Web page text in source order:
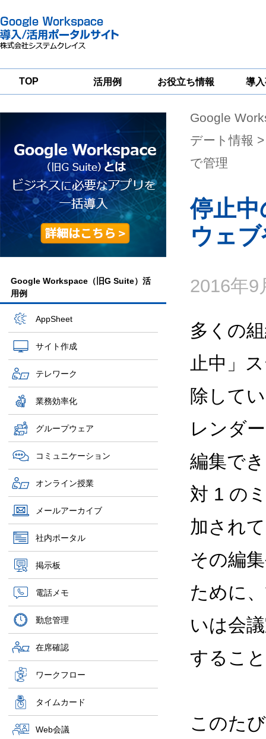
TOP 活用例 お役立ち情報
一
導
グループウェア
移行支援
Google
Workspace
セキュリティ
対策サービス
Google Workspace（旧G Suite）活
用例
AppSheet
サイト作成
テレワーク
業務効率化
グループウェア
コミュニケーション
オンライン授業
メールアーカイブ
社内ポータル
掲示板
電話メモ
勤怠管理
在席確認
ワークフロー
タイムカード
Web会議
Google
デート情報
で管理
停止
ウェ
2016年9
多くの
止中」
除して
レンダ
編集で
対 1 の
加され
その編
ために
いは会
するこ
このた